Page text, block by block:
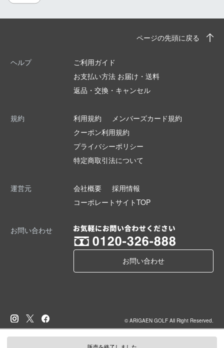
ページの先頭に戻る
ヘルプ
ご利用ガイド
お支払い方法 お届け・送料
返品・交換・キャンセル
規約 利用規約
メンバーズカード規約
クーポン利用規約
プライバシーポリシー
特定商取引法について
運営元 会社概要
採用情報
コーポレートサイトTOP
お問い合わせ
お問い合わせ
© ARIGAEN GOLF All Right Reserved.